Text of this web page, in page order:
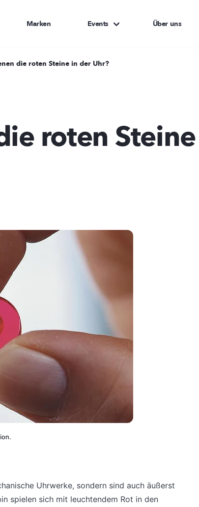
Marken Events Über uns
die roten Steine in der Uhr?
roten Steine
Uhrwerke, sondern sind auch äußerst
spielen sich mit leuchtendem Rot in den